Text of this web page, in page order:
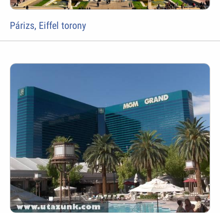
Párizs, Eiffel torony